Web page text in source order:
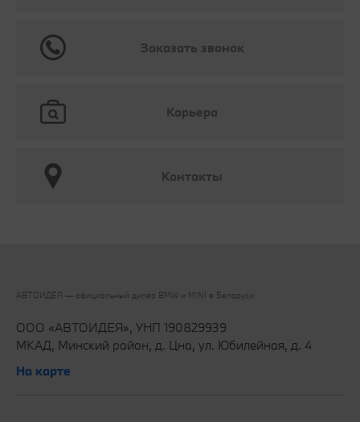
Заказать звонок
Карьера
Контакты
АВТОИДЕЯ — официальный дилер BMW и MINI в Беларуси‎
ООО «АВТОИДЕЯ», УНП 190829939
МКАД, Минский район, д. Цна, ул. Юбилейная, д. 4
На карте